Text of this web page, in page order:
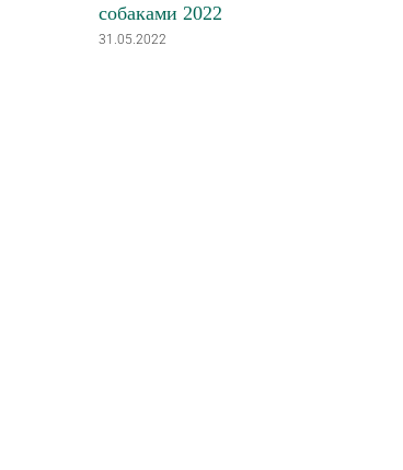
собаками 2022
31.05.2022